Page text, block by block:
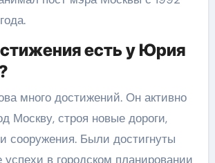
есть у Юрия
много достижений. Он активно
Москву, строя новые дороги,
сооружения. Были достигнуты
успехи в городском планировании